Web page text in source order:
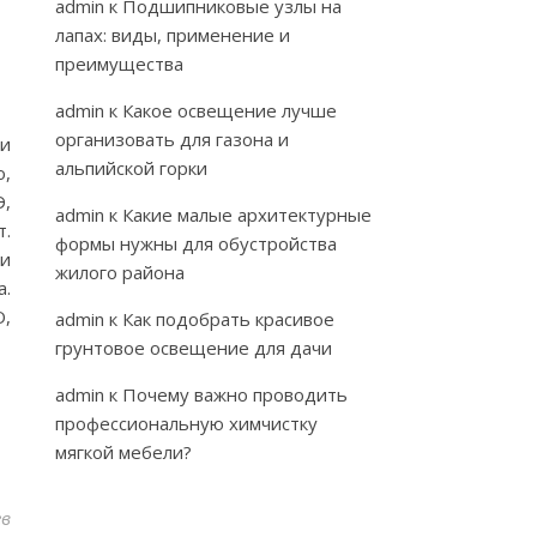
admin к Подшипниковые узлы на
лапах: виды, применение и
преимущества
admin к Какое освещение лучше
организовать для газона и
альпийской горки
admin к Какие малые архитектурные
формы нужны для обустройства
жилого района
admin к Как подобрать красивое
грунтовое освещение для дачи
admin к Почему важно проводить
профессиональную химчистку
мягкой мебели?